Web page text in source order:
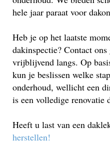
hele jaar paraat voor
Heb je op het laatste
dakinspectie? Contact
vrijblijvend langs. Op
kun je beslissen welke
onderhoud, wellicht een
is een volledige renovatie
Heeft u last van een
herstellen!